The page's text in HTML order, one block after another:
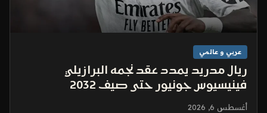
عربي و عالمي
ريال مدريد يمدد عقد نجمه البرازيلي
فينيسيوس جونيور حتى صيف 2032
أغسطس 6, 2026